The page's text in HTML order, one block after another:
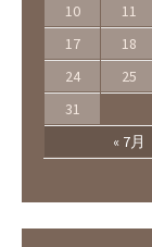
« 7月
10
11
17
18
24
25
31